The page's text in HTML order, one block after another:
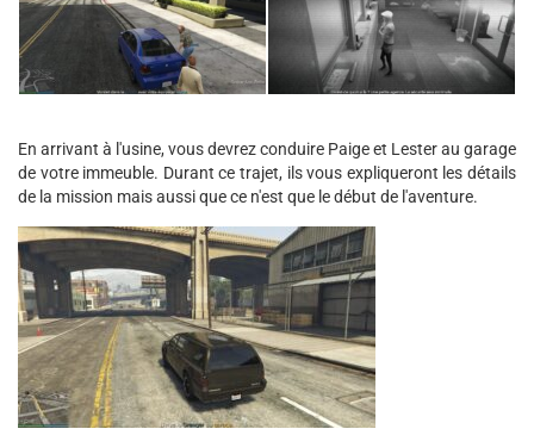
En arrivant à l'usine, vous devrez conduire Paige et Lester au garage
de votre immeuble. Durant ce trajet, ils vous expliqueront les détails
de la mission mais aussi que ce n'est que le début de l'aventure.